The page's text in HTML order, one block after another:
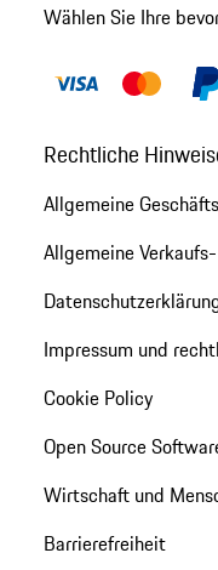
Wählen Sie Ihre
Rechtliche
Allgemeine
Allgemeine
Impressum und
Cookie Policy
Open Source
Wirtschaft und
Barrierefreiheit